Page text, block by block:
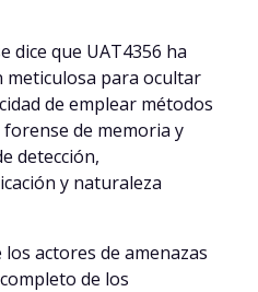
dice que UAT4356 ha
para ocultar
de emplear métodos
de memoria y
detección,
y naturaleza
actores de amenazas
de los